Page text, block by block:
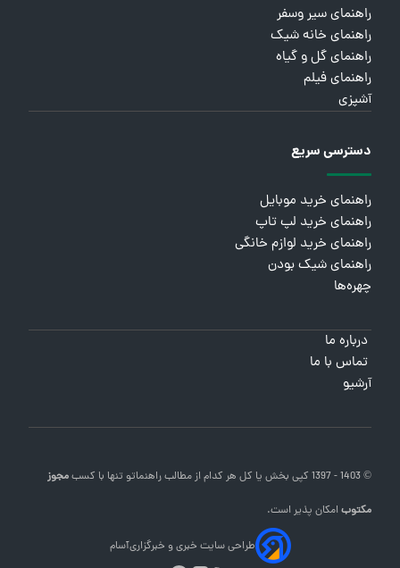
راهنمای سیر وسفر
راهنمای خانه شیک
راهنمای گل و گیاه
راهنمای فیلم
آشپزی
دسترسی سریع
راهنمای خرید موبایل
راهنمای خرید لپ تاپ
راهنمای خرید لوازم خانگی
راهنمای شیک بودن
چهره‌ها
درباره ما
تماس با ما
آرشیو
© 1403 - 1397 کپی بخش یا کل هر کدام از مطالب راهنماتو تنها با کسبمجوز
مکتوبامکان پذیر است.
طراحی سایت خبری و خبرگزاریآسام